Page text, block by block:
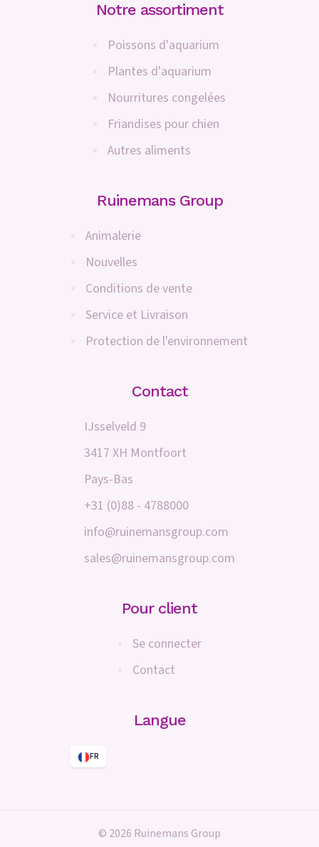
Notre assortiment
Poissons d'aquarium
Plantes d'aquarium
Nourritures congelées
Friandises pour chien
Autres aliments
Ruinemans Group
Animalerie
Nouvelles
Conditions de vente
Service et Livraison
Protection de l'environnement
Contact
IJsselveld 9
3417 XH Montfoort
Pays-Bas
+31 (0)88 - 4788000
info@ruinemansgroup.com
sales@ruinemansgroup.com
Pour client
Se connecter
Contact
Langue
FR
© 2026 Ruinemans Group